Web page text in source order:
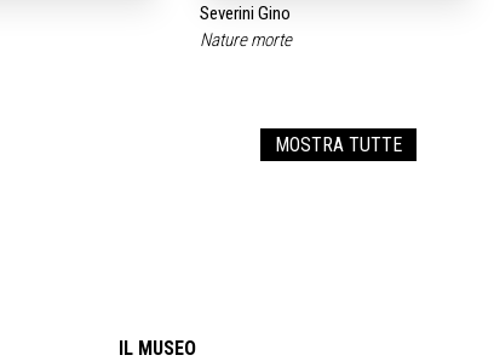
Severini Gino
Nature morte
MOSTRA TUTTE
IL MUSEO